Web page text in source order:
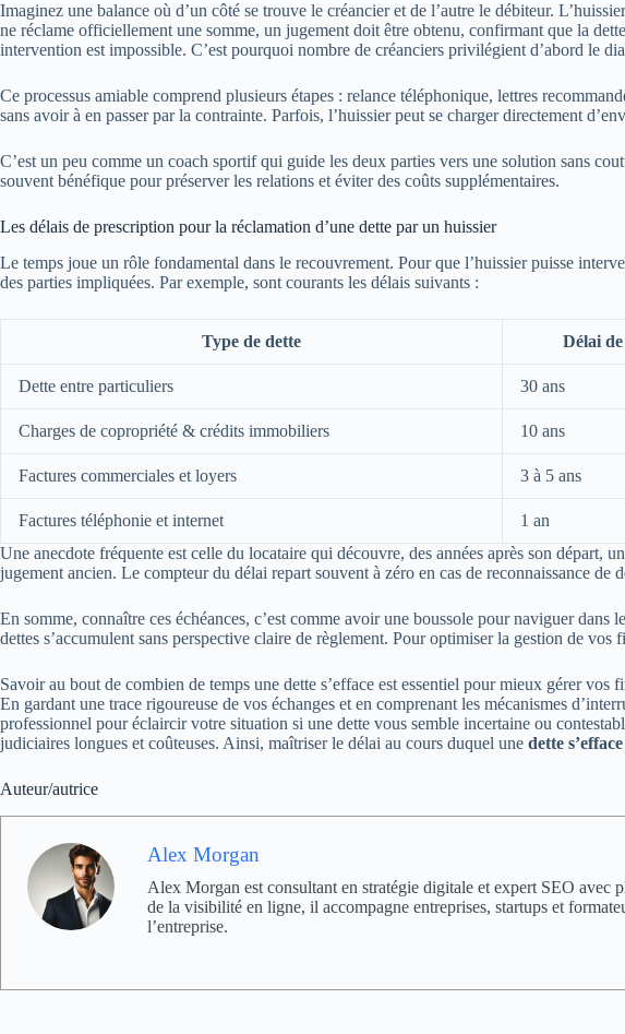
Imaginez une balance où d’un côté se trouve le créancier et de l’autre le débiteur.
ne réclame officiellement une somme, un jugement doit être obtenu, confirmant que la
intervention est impossible. C’est pourquoi nombre de créanciers privilégient d’abord le
Ce processus amiable comprend plusieurs étapes : relance téléphonique, lettres
sans avoir à en passer par la contrainte. Parfois, l’huissier peut se charger directement
C’est un peu comme un coach sportif qui guide les deux parties vers une solution sans
souvent bénéfique pour préserver les relations et éviter des coûts supplémentaires.
Les délais de prescription pour la réclamation d’une dette par un huissier
Le temps joue un rôle fondamental dans le recouvrement. Pour que l’huissier puisse
des parties impliquées. Par exemple, sont courants les délais suivants :
Type de dette Délai
Dette entre particuliers 30 ans
Charges de copropriété & crédits immobiliers 10 ans
Factures commerciales et loyers 3 à 5 ans
Factures téléphonie et internet 1 an
Une anecdote fréquente est celle du locataire qui découvre, des années après son départ,
jugement ancien. Le compteur du délai repart souvent à zéro en cas de reconnaissance de
En somme, connaître ces échéances, c’est comme avoir une boussole pour naviguer
dettes s’accumulent sans perspective claire de règlement. Pour optimiser la gestion de
Savoir au bout de combien de temps une dette s’efface est essentiel pour mieux gérer
En gardant une trace rigoureuse de vos échanges et en comprenant les mécanismes
professionnel pour éclaircir votre situation si une dette vous semble incertaine ou
judiciaires longues et coûteuses. Ainsi, maîtriser le délai au cours duquel une dette
Auteur/autrice
Alex Morgan
Alex Morgan est consultant en stratégie digitale et expert SEO avec
de la visibilité en ligne, il accompagne entreprises, startups et
l’entreprise.